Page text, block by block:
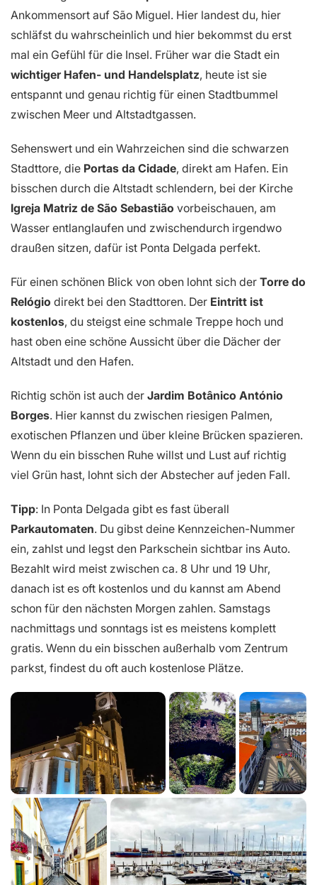
Ankommensort auf São Miguel. Hier landest du, hier
schläfst du wahrscheinlich und hier bekommst du erst
mal ein Gefühl für die Insel. Früher war die Stadt ein
wichtiger Hafen- und Handelsplatz, heute ist sie
entspannt und genau richtig für einen Stadtbummel
zwischen Meer und Altstadtgassen.
Sehenswert und ein Wahrzeichen sind die schwarzen
Stadttore, die Portas da Cidade, direkt am Hafen. Ein
bisschen durch die Altstadt schlendern, bei der Kirche
Igreja Matriz de São Sebastião vorbeischauen, am
Wasser entlanglaufen und zwischendurch irgendwo
draußen sitzen, dafür ist Ponta Delgada perfekt.
Für einen schönen Blick von oben lohnt sich der Torre do
Relógio direkt bei den Stadttoren. Der Eintritt ist
kostenlos, du steigst eine schmale Treppe hoch und
hast oben eine schöne Aussicht über die Dächer der
Altstadt und den Hafen.
Richtig schön ist auch der Jardim Botânico António
Borges. Hier kannst du zwischen riesigen Palmen,
exotischen Pflanzen und über kleine Brücken spazieren.
Wenn du ein bisschen Ruhe willst und Lust auf richtig
viel Grün hast, lohnt sich der Abstecher auf jeden Fall.
Tipp: In Ponta Delgada gibt es fast überall
Parkautomaten. Du gibst deine Kennzeichen-Nummer
ein, zahlst und legst den Parkschein sichtbar ins Auto.
Bezahlt wird meist zwischen ca. 8 Uhr und 19 Uhr,
danach ist es oft kostenlos und du kannst am Abend
schon für den nächsten Morgen zahlen. Samstags
nachmittags und sonntags ist es meistens komplett
gratis. Wenn du ein bisschen außerhalb vom Zentrum
parkst, findest du oft auch kostenlose Plätze.